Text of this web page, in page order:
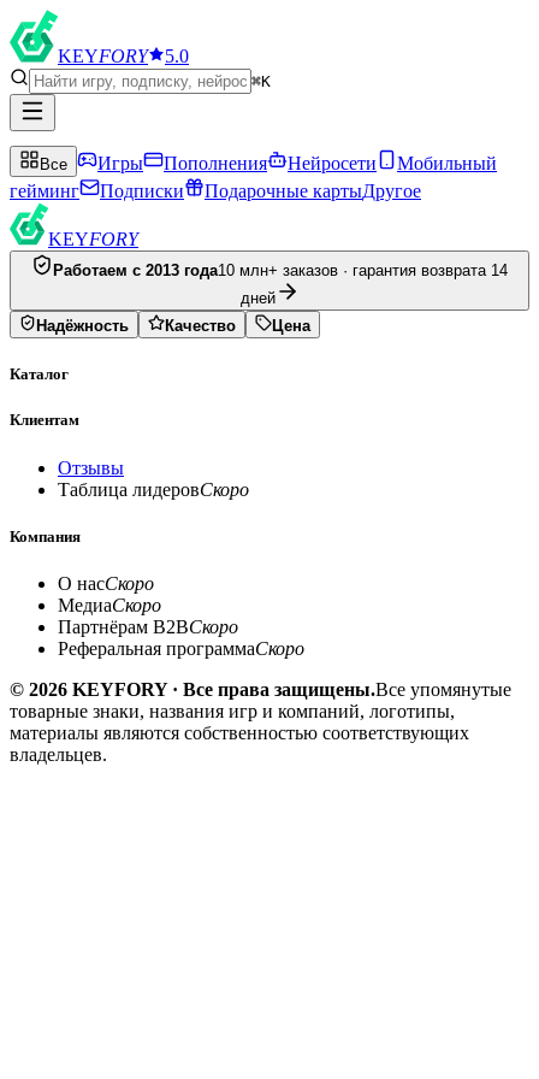
KEYFORY 5.0
⌘K
Все Игры Пополнения Нейросети
Мобильный
гейминг
Подписки Подарочные картыДругое
KEYFORY
Работаем с 2013 года10 млн+ заказов · гарантия возврата 14
дней
Надёжность
Качество Цена
Каталог
Клиентам
Отзывы
Таблица лидеровСкоро
Компания
О насСкоро
МедиаСкоро
Партнёрам B2BСкоро
Реферальная программаСкоро
© 2026 KEYFORY · Все права защищены.Все упомянутые
товарные знаки, названия игр и компаний, логотипы,
материалы являются собственностью соответствующих
владельцев.